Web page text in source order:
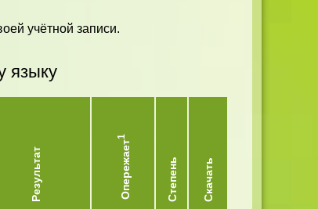
учётной записи.
языку
Результат Опережает
1
Степень Скачать